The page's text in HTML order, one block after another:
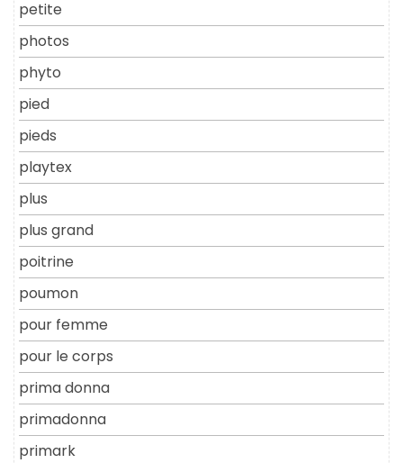
petite
photos
phyto
pied
pieds
playtex
plus
plus grand
poitrine
poumon
pour femme
pour le corps
prima donna
primadonna
primark